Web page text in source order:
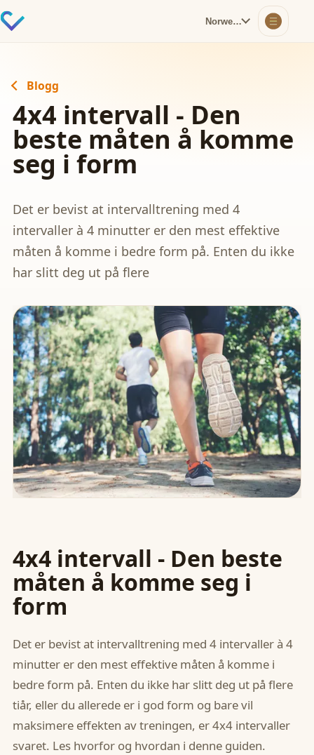
Norwegian
Blogg
4x4 intervall - Den
beste måten å komme
seg i form
Det er bevist at intervalltrening med 4
intervaller à 4 minutter er den mest effektive
måten å komme i bedre form på. Enten du ikke
har slitt deg ut på flere
4x4 intervall - Den beste
måten å komme seg i
form
Det er bevist at intervalltrening med 4 intervaller à 4
minutter er den mest effektive måten å komme i
bedre form på. Enten du ikke har slitt deg ut på flere
tiår, eller du allerede er i god form og bare vil
maksimere effekten av treningen, er 4x4 intervaller
svaret. Les hvorfor og hvordan i denne guiden.